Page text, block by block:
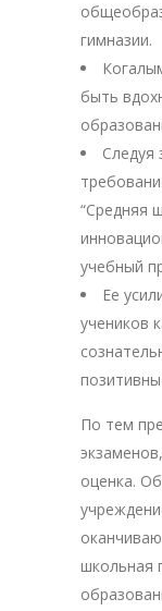
гимназии.
быть
“Средняя
учебный
Ее
учеников
По тем
оценка.
школьная